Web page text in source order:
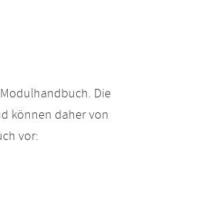
Die
können daher von
vor: